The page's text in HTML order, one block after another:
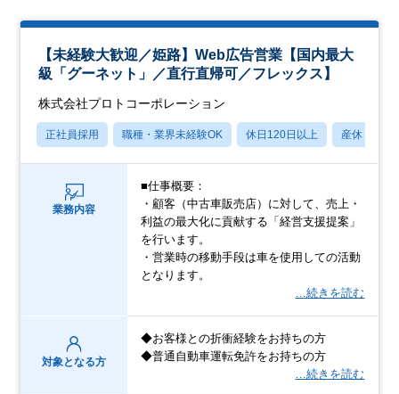
【未経験大歓迎／姫路】Web広告営業【国内最大
級「グーネット」／直行直帰可／フレックス】
株式会社プロトコーポレーション
正社員採用 職種・業界未経験OK 休日120日以上 産休・育休
業務内容
■仕事概要：
・顧客（中古車販売店）に対して、売上・
利益の最大化に貢献する「経営支援提案」
を行います。
・営業時の移動手段は車を使用しての活動
となります。
…続きを読む
対象となる方
◆お客様との折衝経験をお持ちの方
◆普通自動車運転免許をお持ちの方
…続きを読む